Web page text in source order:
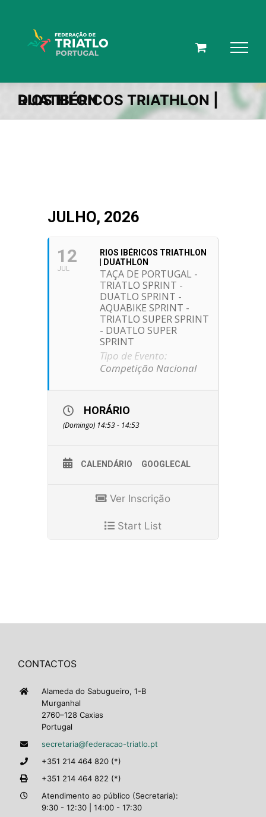
RIOS IBÉRICOS TRIATHLON | DUATHLON
JULHO, 2026
12
JUL
RIOS IBÉRICOS TRIATHLON
| DUATHLON
TAÇA DE PORTUGAL -
TRIATLO SPRINT -
DUATLO SPRINT -
AQUABIKE SPRINT -
TRIATLO SUPER SPRINT
- DUATLO SUPER
SPRINT
Tipo de Evento:
Competição Nacional
HORÁRIO
(Domingo) 14:53 - 14:53
CALENDÁRIO GOOGLECAL
Ver Inscrição
Start List
CONTACTOS
Alameda do Sabugueiro, 1-B
Murganhal
2760–128 Caxias
Portugal
secretaria@federacao-triatlo.pt
+351 214 464 820 (*)
+351 214 464 822 (*)
Atendimento ao público (Secretaria):
9:30 - 12:30 | 14:00 - 17:30